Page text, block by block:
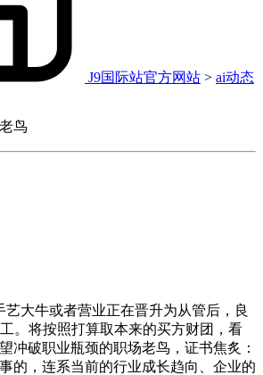
J9国际站官方网站 > ai动态
鸟
大牛或者营业正在晋升为从管后，良
。将按照打算取本来的买方财团，看
冲破职业瓶颈的职场老鸟，证书焦炙：
的，连系当前的行业成长趋向、企业的